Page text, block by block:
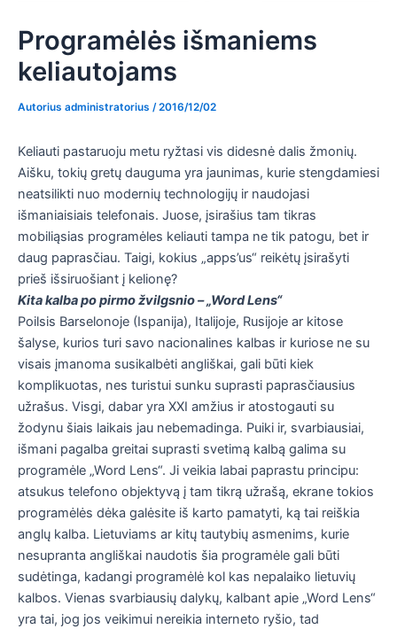
Programėlės išmaniems
keliautojams
Autorius administratorius /2016/12/02
Keliauti pastaruoju metu ryžtasi vis didesnė dalis žmonių.
Aišku, tokių gretų dauguma yra jaunimas, kurie stengdamiesi
neatsilikti nuo modernių technologijų ir naudojasi
išmaniaisiais telefonais. Juose, įsirašius tam tikras
mobiliąsias programėles keliauti tampa ne tik patogu, bet ir
daug paprasčiau. Taigi, kokius „apps’us“ reikėtų įsirašyti
prieš išsiruošiant į kelionę?
Kita kalba po pirmo žvilgsnio – „Word Lens“
Poilsis Barselonoje (Ispanija), Italijoje, Rusijoje ar kitose
šalyse, kurios turi savo nacionalines kalbas ir kuriose ne su
visais įmanoma susikalbėti angliškai, gali būti kiek
komplikuotas, nes turistui sunku suprasti paprasčiausius
užrašus. Visgi, dabar yra XXI amžius ir atostogauti su
žodynu šiais laikais jau nebemadinga. Puiki ir, svarbiausiai,
išmani pagalba greitai suprasti svetimą kalbą galima su
programėle „Word Lens“. Ji veikia labai paprastu principu:
atsukus telefono objektyvą į tam tikrą užrašą, ekrane tokios
programėlės dėka galėsite iš karto pamatyti, ką tai reiškia
anglų kalba. Lietuviams ar kitų tautybių asmenims, kurie
nesupranta angliškai naudotis šia programėle gali būti
sudėtinga, kadangi programėlė kol kas nepalaiko lietuvių
kalbos. Vienas svarbiausių dalykų, kalbant apie „Word Lens“
yra tai, jog jos veikimui nereikia interneto ryšio, tad